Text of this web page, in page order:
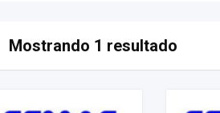
Mostrando 1 resultado